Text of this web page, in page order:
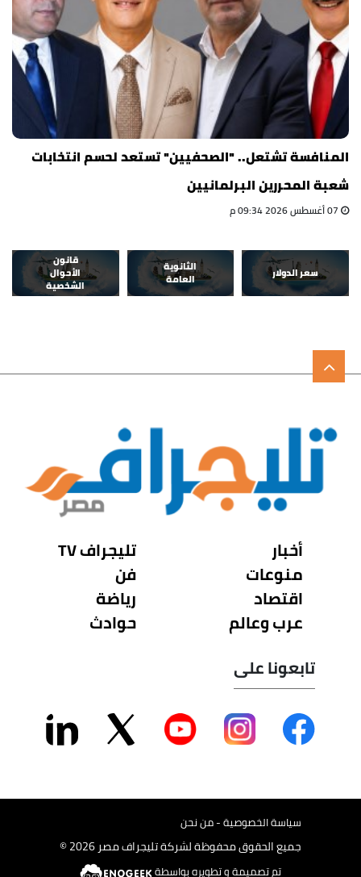
المنافسة تشتعل.. "الصحفيين" تستعد لحسم انتخابات
شعبة المحررين البرلمانيين
سعر الدولار
الثانوية
العامة
قانون
الأحوال
الشخصية
أخبار
منوعات
اقتصاد
عرب وعالم
تليجراف TV
فن
رياضة
حوادث
تابعونا على
سياسة الخصوصية - من نحن
جميع الحقوق محفوظة لشركة تليجراف مصر 2026 ©
تم تصميمة و تطويره بواسطة